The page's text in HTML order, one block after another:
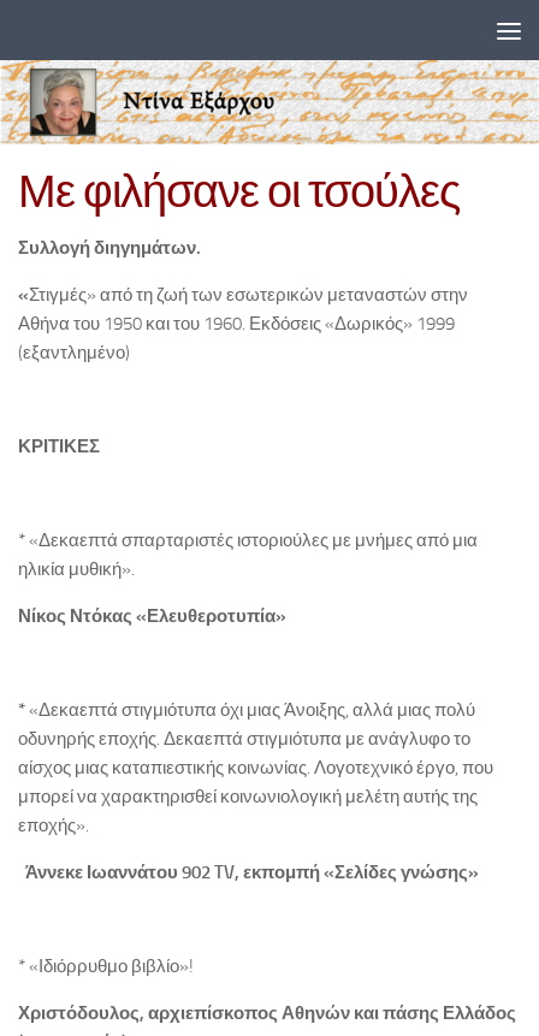
Με φιλήσανε οι τσούλες
Συλλογή διηγημάτων.
«Στιγμές» από τη ζωή των εσωτερικών μεταναστών στην
Αθήνα του 1950 και του 1960. Εκδόσεις «Δωρικός» 1999
(εξαντλημένο)
ΚΡΙΤΙΚΕΣ
* «Δεκαεπτά σπαρταριστές ιστοριούλες με μνήμες από μια
ηλικία μυθική».
Νίκος Ντόκας «Ελευθεροτυπία»
*«Δεκαεπτά στιγμιότυπα όχι μιας Άνοιξης, αλλά μιας πολύ
οδυνηρής εποχής. Δεκαεπτά στιγμιότυπα με ανάγλυφο το
αίσχος μιας καταπιεστικής κοινωνίας. Λογοτεχνικό έργο, που
μπορεί να χαρακτηρισθεί κοινωνιολογική μελέτη αυτής της
εποχής».
Άννεκε Ιωαννάτου 902 TV, εκπομπή «Σελίδες γνώσης»
* «Ιδιόρρυθμο βιβλίο»!
Χριστόδουλος, αρχιεπίσκοπος Αθηνών και πάσης Ελλάδος